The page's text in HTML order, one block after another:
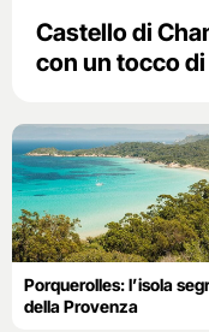
Castello di
con un tocco
Porquerolles: l’isola
della Provenza